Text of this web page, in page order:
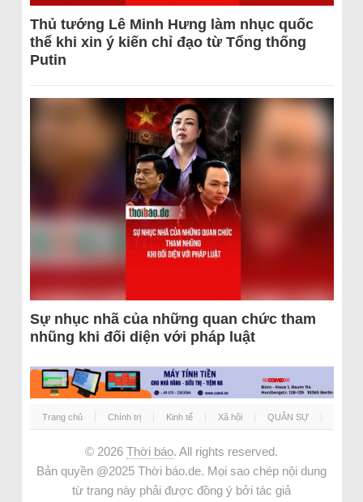
Thủ tướng Lê Minh Hưng làm nhục quốc
thể khi xin ý kiến chỉ đạo từ Tổng thống
Putin
Sự nhục nhã của những quan chức tham
nhũng khi đối diện với pháp luật
Trang chủ Chính trị Kinh tế Xã hội QUÂN SỰ
© 2026 Thời báo. All rights reserved.
Bản quyền @2025 Thời báo.de. Mọi sao chép nội dung
từ trang này phải được đồng ý bởi tác giả